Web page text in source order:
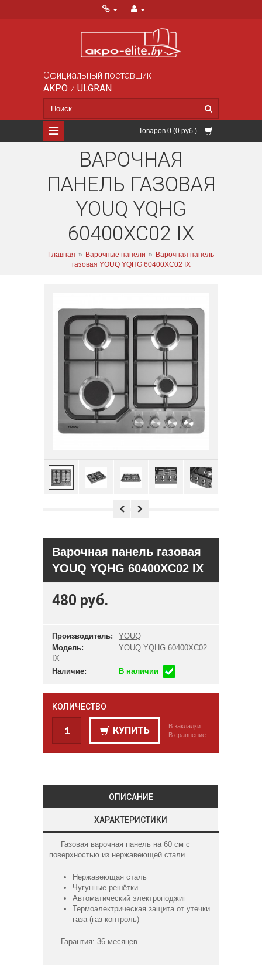
Официальный поставщик
AKPO и ULGRAN
Товаров 0 (0 руб.)
ВАРОЧНАЯ
ПАНЕЛЬ ГАЗОВАЯ
YOUQ YQHG
60400XC02 IX
Главная » Варочные панели » Варочная панель
газовая YOUQ YQHG 60400XC02 IX
Варочная панель газовая
YOUQ YQHG 60400XC02 IX
480 руб.
Производитель:
YOUQ
Модель:
YOUQ YQHG 60400XC02
IX
Наличие:
В наличии
КОЛИЧЕСТВО
КУПИТЬ
В закладки
В сравнение
ОПИСАНИЕ
ХАРАКТЕРИСТИКИ
Газовая варочная панель на 60 см с
поверхностью из нержавеющей стали.
Нержавеющая сталь
Чугунные решётки
Автоматический электроподжиг
Термоэлектрическая защита от утечки
газа (газ-контроль)
Гарантия: 36 месяцев